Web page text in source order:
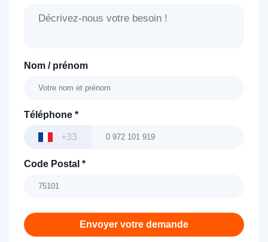
Nom / prénom
Téléphone *
+33
Code Postal *
Envoyer votre demande